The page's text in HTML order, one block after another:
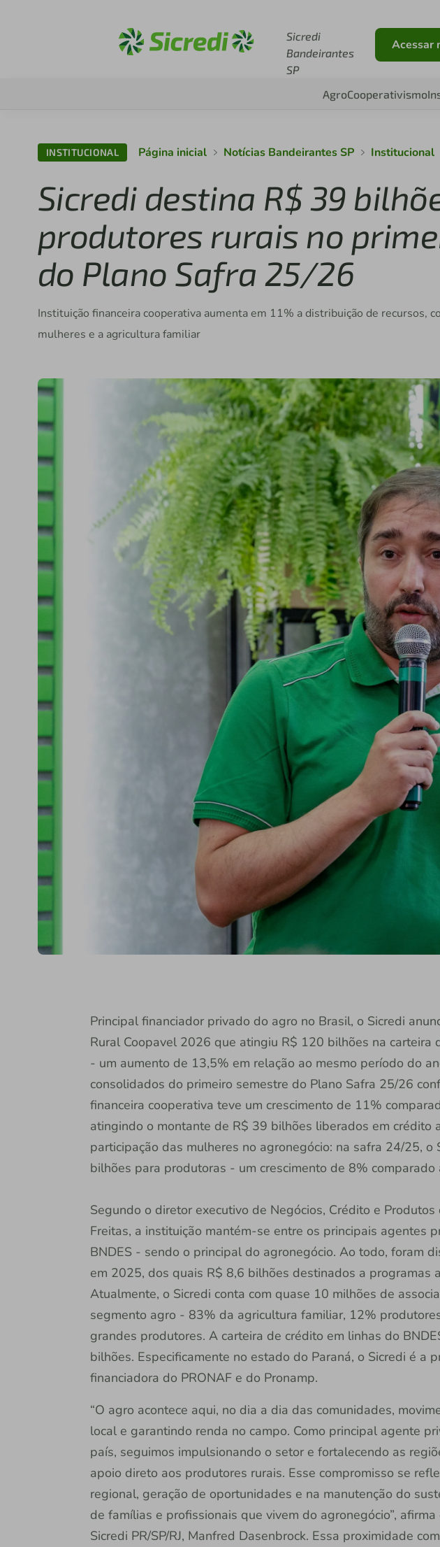
Sicredi
Bandeirantes
SP
Acessar
AgroCooperativismo
INSTITUCIONAL Página inicial Notícias Bandeirantes SP Institucional
Sicredi destina R$ 39
produtores rurais no
do Plano Safra 25/26
Instituição financeira cooperativa aumenta em 11% a distribuição de recursos,
mulheres e a agricultura familiar
Principal financiador privado do agro no Brasil, o Sicredi
Rural Coopavel 2026 que atingiu R$ 120 bilhões na carteira
- um aumento de 13,5% em relação ao mesmo período do
consolidados do primeiro semestre do Plano Safra 25/26
financeira cooperativa teve um crescimento de 11%
atingindo o montante de R$ 39 bilhões liberados em crédito
participação das mulheres no agronegócio: na safra 24/25, o
bilhões para produtoras - um crescimento de 8% comparado
Segundo o diretor executivo de Negócios, Crédito e Produtos
Freitas, a instituição mantém-se entre os principais agentes
BNDES - sendo o principal do agronegócio. Ao todo, foram
em 2025, dos quais R$ 8,6 bilhões destinados a programas
Atualmente, o Sicredi conta com quase 10 milhões de
segmento agro - 83% da agricultura familiar, 12%
grandes produtores. A carteira de crédito em linhas do
bilhões. Especificamente no estado do Paraná, o Sicredi é a
financiadora do PRONAF e do Pronamp.
“O agro acontece aqui, no dia a dia das comunidades,
local e garantindo renda no campo. Como principal agente
país, seguimos impulsionando o setor e fortalecendo as
apoio direto aos produtores rurais. Esse compromisso se
regional, geração de oportunidades e na manutenção do
de famílias e profissionais que vivem do agronegócio”,
Sicredi PR/SP/RJ, Manfred Dasenbrock. Essa proximidade